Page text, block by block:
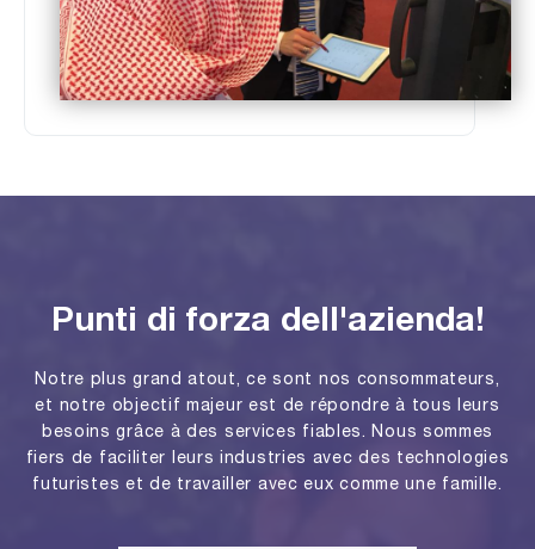
Punti di forza dell'azienda!
Notre plus grand atout, ce sont nos consommateurs,
et notre objectif majeur est de répondre à tous leurs
besoins grâce à des services fiables. Nous sommes
fiers de faciliter leurs industries avec des technologies
futuristes et de travailler avec eux comme une famille.